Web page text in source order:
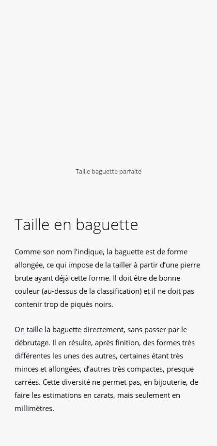
Taille baguette parfaite
Taille en baguette
Comme son nom l’indique, la baguette est de forme
allongée, ce qui impose de la tailler à partir d’une pierre
brute ayant déjà cette forme. Il doit être de bonne
couleur (au-dessus de la classification) et il ne doit pas
contenir trop de piqués noirs.
On taille la baguette directement, sans passer par le
débrutage. Il en résulte, après finition, des formes très
différentes les unes des autres, certaines étant très
minces et allongées, d’autres très compactes, presque
carrées. Cette diversité ne permet pas, en bijouterie, de
faire les estimations en carats, mais seulement en
millimètres.